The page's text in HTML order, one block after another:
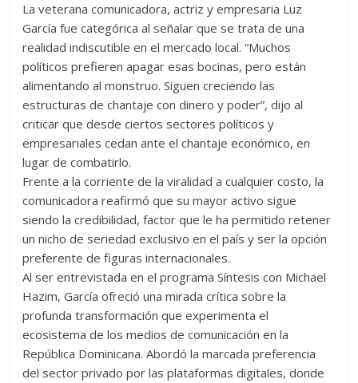
La veterana comunicadora, actriz y empresaria Luz
García fue categórica al señalar que se trata de una
realidad indiscutible en el mercado local. “Muchos
políticos prefieren apagar esas bocinas, pero están
alimentando al monstruo. Siguen creciendo las
estructuras de chantaje con dinero y poder”, dijo al
criticar que desde ciertos sectores políticos y
empresariales cedan ante el chantaje económico, en
lugar de combatirlo.
Frente a la corriente de la viralidad a cualquier costo, la
comunicadora reafirmó que su mayor activo sigue
siendo la credibilidad, factor que le ha permitido retener
un nicho de seriedad exclusivo en el país y ser la opción
preferente de figuras internacionales.
Al ser entrevistada en el programa Síntesis con Michael
Hazim, García ofreció una mirada crítica sobre la
profunda transformación que experimenta el
ecosistema de los medios de comunicación en la
República Dominicana. Abordó la marcada preferencia
del sector privado por las plataformas digitales, donde